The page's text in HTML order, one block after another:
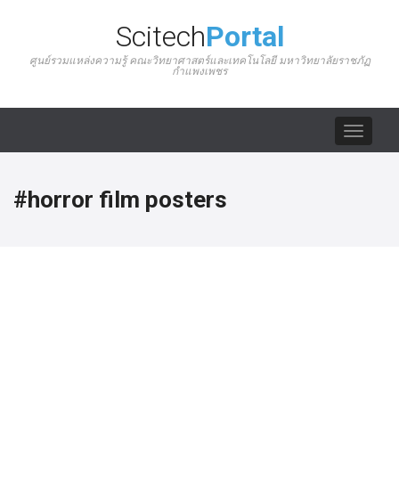
ScitechPortal
ศูนย์รวมแหล่งความรู้ คณะวิทยาศาสตร์และเทคโนโลยี มหาวิทยาลัยราชภัฏ
กำแพงเพชร
Toggle
#horror film posters